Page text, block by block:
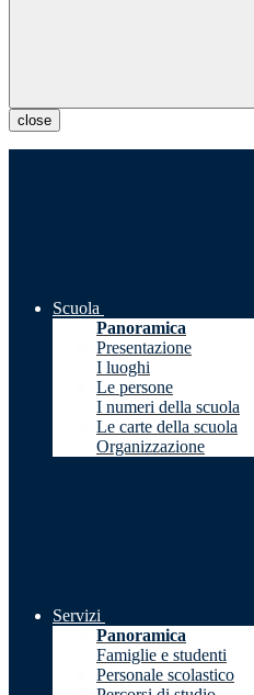
close
Scuola
Panoramica
Presentazione
I luoghi
Le persone
I numeri della scuola
Le carte della scuola
Organizzazione
Servizi
Panoramica
Famiglie e studenti
Personale scolastico